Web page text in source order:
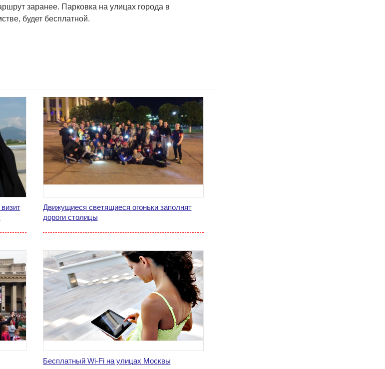
заранее. Парковка на улицах города в
будет бесплатной.
Движущиеся светящиеся огоньки заполнят
дороги столицы
Бесплатный Wi-Fi на улицах Москвы